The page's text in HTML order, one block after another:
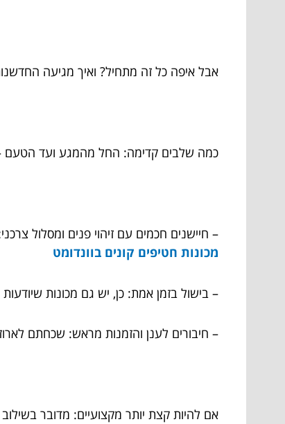
אבל איפה כל זה מתחיל? ואיך מגיעה
כמה שלבים קדימה: החל מהמגע ועד הטעם –
– חיישנים חכמים עם זיהוי פנים ומסלול
מכונות חטיפים קונים בוונדומט
– בישול בזמן אמת: כן, יש גם מכונות
– חיבורים לענן והזמנות מראש: שכחתם
אם להיות קצת יותר מקצועיים: מדובר